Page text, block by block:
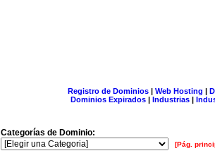
Registro de Dominios| Web Hosting |
Dominios Expirados | Industrias |
Categorías de Dominio:
[Pág.